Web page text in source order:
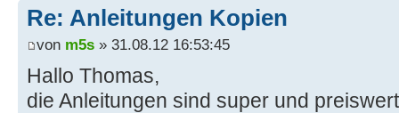
Re: Anleitungen Kopien
von m5s » 31.08.12 16:53:45
Hallo Thomas,
die Anleitungen sind super und